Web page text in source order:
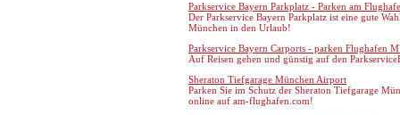
Parkservice Bayern Parkplatz - Parken am
Der Parkservice Bayern Parkplatz ist eine gute
München in den Urlaub!
Parkservice Bayern Carports - parken Flughafen
Auf Reisen gehen und günstig auf den
Sheraton Tiefgarage München Airport
Parken Sie im Schutz der Sheraton Tiefgarage
online auf am-flughafen.com!